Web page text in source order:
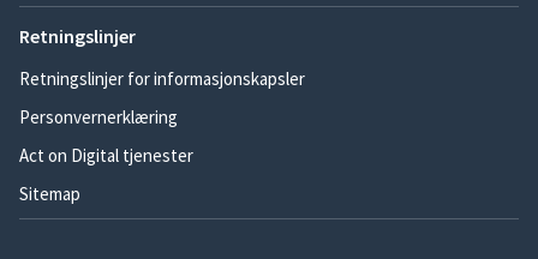
Retningslinjer
Retningslinjer for informasjonskapsler
Personvernerklæring
Act on Digital tjenester
Sitemap